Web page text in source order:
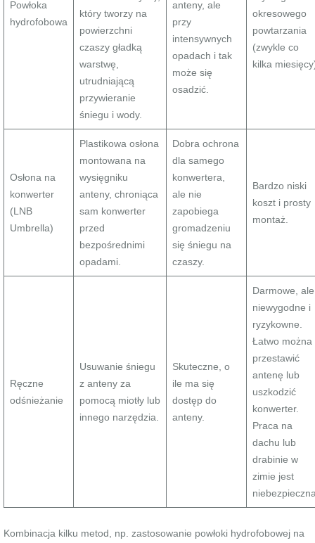
Powłoka
hydrofobowa
który tworzy na
powierzchni
czaszy gładką
warstwę,
utrudniającą
przywieranie
śniegu i wody.
anteny, ale
przy
intensywnych
opadach i tak
może się
osadzić.
okresowego
powtarzania
(zwykle co
kilka
Osłona na
konwerter
(LNB
Umbrella)
Plastikowa osłona
montowana na
wysięgniku
anteny, chroniąca
sam konwerter
przed
bezpośrednimi
opadami.
Dobra ochrona
dla samego
konwertera,
ale nie
zapobiega
gromadzeniu
się śniegu na
czaszy.
Bardzo niski
koszt i prosty
montaż.
Ręczne
odśnieżanie
Usuwanie śniegu
z anteny za
pomocą miotły lub
innego narzędzia.
Skuteczne, o
ile ma się
dostęp do
anteny.
Darmowe, ale
niewygodne i
ryzykowne.
Łatwo można
przestawić
antenę lub
uszkodzić
konwerter.
Praca na
dachu lub
drabinie w
zimie jest
Kombinacja kilku metod, np. zastosowanie powłoki hydrofobowej na